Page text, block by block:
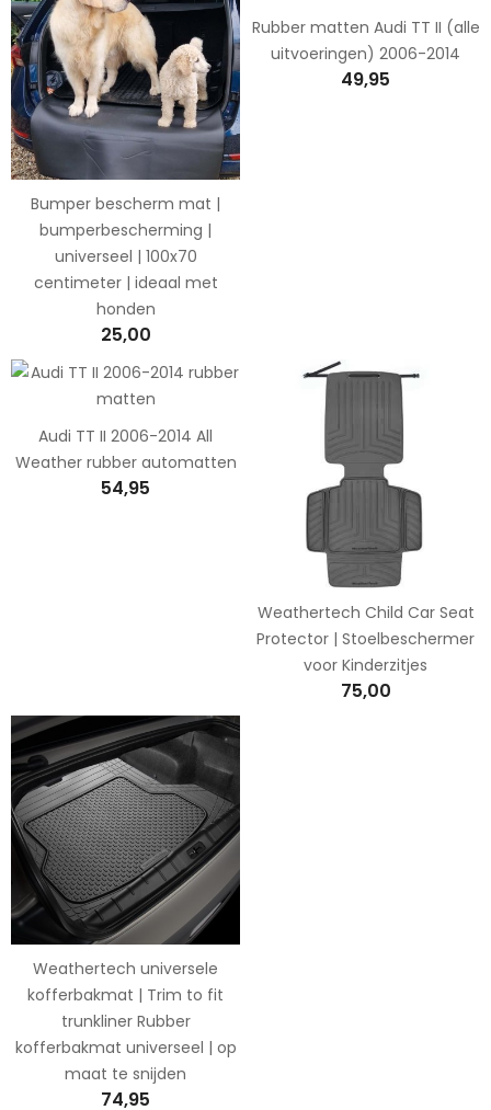
Bumper bescherm mat |
bumperbescherming |
universeel | 100x70
centimeter | ideaal met
honden
25,00
Rubber matten Audi TT II (alle
uitvoeringen) 2006-2014
49,95
Audi TT II 2006-2014 All
Weather rubber automatten
54,95
Weathertech Child Car Seat
Protector | Stoelbeschermer
voor Kinderzitjes
75,00
Weathertech universele
kofferbakmat | Trim to fit
trunkliner Rubber
kofferbakmat universeel | op
maat te snijden
74,95